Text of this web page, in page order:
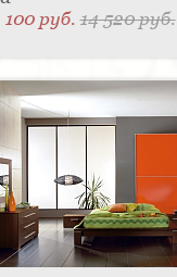
100 руб.14 520 руб.